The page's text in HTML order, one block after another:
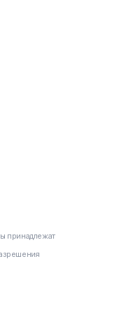
принадлежат